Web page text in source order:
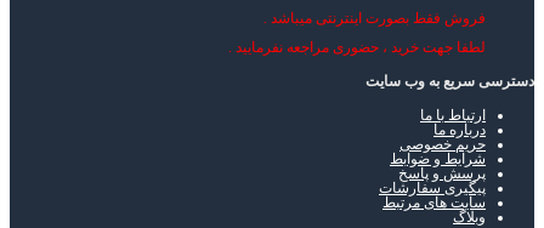
فروش فقط بصورت اینترنتی میباشد .
لطفا جهت خرید ، حضوری مراجعه نفرمایید .
دسترسی سریع به وب سایت
ارتباط با ما
درباره ما
حریم خصوصی
شرایط و ضوابط
پرسش و پاسخ
پیگیری سفارشات
سایت های مرتبط
وبلاگ